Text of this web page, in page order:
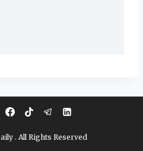
. All Rights Reserved